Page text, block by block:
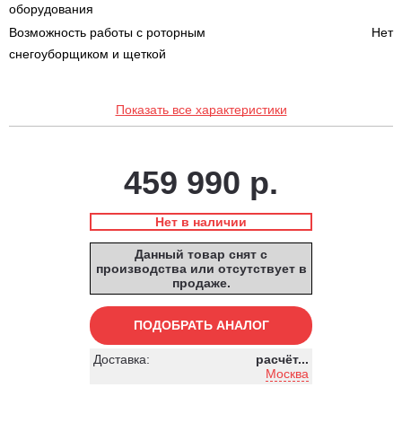
оборудования
Возможность работы с роторным
снегоуборщиком и щеткой
Нет
Показать все характеристики
459 990 р.
Нет в наличии
Данный товар снят с
производства или отсутствует в
продаже.
ПОДОБРАТЬ АНАЛОГ
Доставка:
расчёт...
Москва